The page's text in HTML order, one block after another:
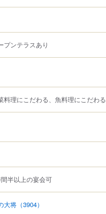
プンテラスあり
料理にこだわる、魚料理にこだわる
半以上の宴会可
大将 （3904）